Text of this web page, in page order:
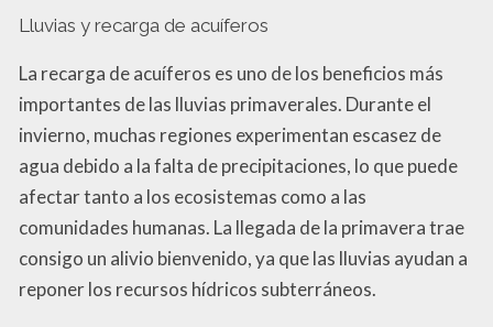
Lluvias y recarga de acuíferos
La recarga de acuíferos es uno de los beneficios más
importantes de las lluvias primaverales. Durante el
invierno, muchas regiones experimentan escasez de
agua debido a la falta de precipitaciones, lo que puede
afectar tanto a los ecosistemas como a las
comunidades humanas. La llegada de la primavera trae
consigo un alivio bienvenido, ya que las lluvias ayudan a
reponer los recursos hídricos subterráneos.